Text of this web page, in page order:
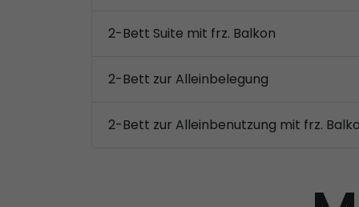
2-Bett Suite mit frz. Balkon
2-Bett zur Alleinbelegung
2-Bett zur Alleinbenutzung mit frz.